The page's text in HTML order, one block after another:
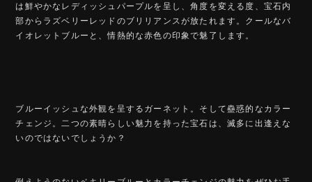
は鮮やかなレディッシュパープルを呈し、角度を変える度、宝石内
部からラズベリーレッドのブリリアンスが放たれます。クールなバ
イオレットブルーと、情熱的な赤色の印象で魅了します。
ブルーイッシュな外観を呈するガーネット。そして蠱惑的なカラー
チェンジ。二つの素晴らしい魅力を持った宝石は、滅多に出逢えな
いのではないでしょうか？